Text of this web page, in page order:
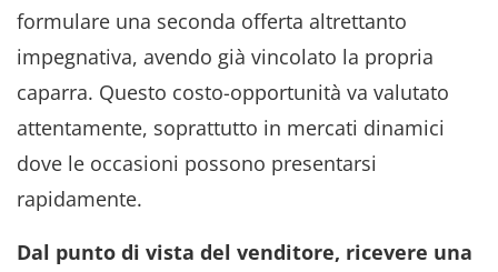
formulare una seconda offerta altrettanto
impegnativa, avendo già vincolato la propria
caparra. Questo costo-opportunità va valutato
attentamente, soprattutto in mercati dinamici
dove le occasioni possono presentarsi
rapidamente.
Dal punto di vista del venditore, ricevere una